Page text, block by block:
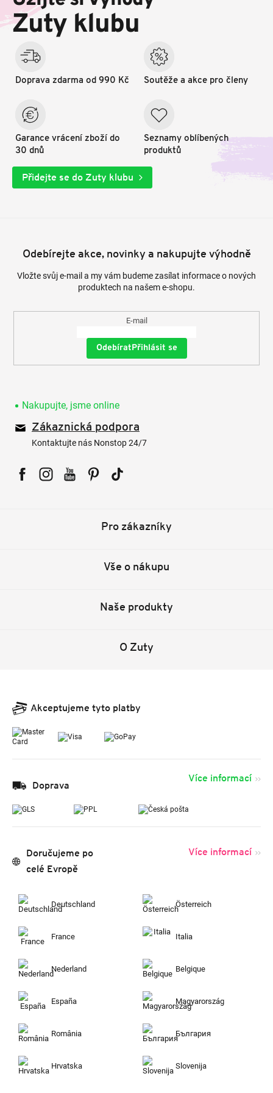
í
Zuty klubu
Doprava zdarma od 990 Kč
Garance vrácení zboží do
30 dnů
Soutěže a akce pro členy
Seznamy oblíbených
produktů
Přidejte se do Zuty klubu
Odebírejte akce, novinky a nakupujte výhodně
Vložte svůj e-mail a my vám budeme zasílat informace o nových
produktech na našem e-shopu.
E-mail
Přihlásit se
Nakupujte, jsme online
Zákaznická podpora
Kontaktujte nás Nonstop 24/7
Pro zákazníky
Vše o nákupu
Naše produkty
O Zuty
Akceptujeme tyto platby
Doprava
Více informací
Doručujeme po
celé Evropě
Více informací
Deutschland Österreich
France Italia
Nederland Belgique
España Magyarország
România България
Hrvatska Slovenija